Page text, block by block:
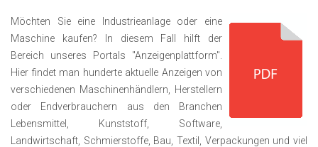
Möchten Sie eine Industrieanlage oder eine
Maschine kaufen? In diesem Fall hilft der
Bereich unseres Portals "Anzeigenplattform".
Hier findet man hunderte aktuelle Anzeigen von
verschiedenen Maschinenhändlern, Herstellern
oder Endverbrauchern aus den Branchen
Lebensmittel, Kunststoff, Software,
Landwirtschaft, Schmierstoffe, Bau, Textil, Verpackungen und viel